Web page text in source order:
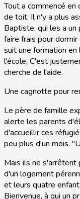
Tout a commencé
de toit. Il n'y a plus
Baptiste, qui les a un
faire frais pour
suit une formation
l'école. C'est
cherche de l'aide.
Une cagnotte pour
Le père de famille
alerte les parents
d'accueillir ces
peu plus d'un mois.
Mais ils ne s'arrêtent
d'un logement
et leurs quatre
Bienvenue, à qui un